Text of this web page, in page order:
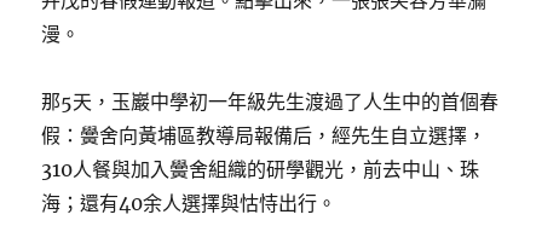
漫。
那5天，玉巖中學初一年級先生渡過了人生中的首個春
假：黌舍向黃埔區教導局報備后，經先生自立選擇，
310人餐與加入黌舍組織的研學觀光，前去中山、珠
海；還有40余人選擇與怙恃出行。